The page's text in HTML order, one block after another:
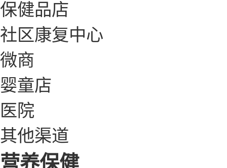
保健品店
社区康复中心
微商
婴童店
医院
其他渠道
营养保健